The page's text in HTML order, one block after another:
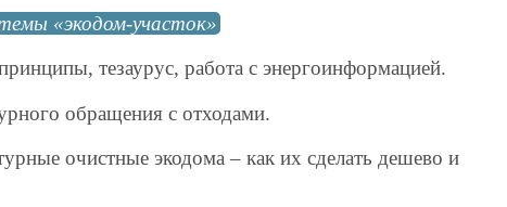
«экодом-участок»
тезаурус, работа с энергоинформацией.
обращения с отходами.
очистные экодома – как их сделать дешево и